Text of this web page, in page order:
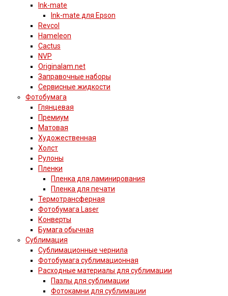
Ink-mate
Ink-mate для Epson
Revcol
Hameleon
Cactus
NVP
Originalam.net
Заправочные наборы
Сервисные жидкости
Фотобумага
Глянцевая
Премиум
Матовая
Художественная
Холст
Рулоны
Пленки
Пленка для ламинирования
Пленка для печати
Термотрансферная
Фотобумага Laser
Конверты
Бумага обычная
Сублимация
Сублимационные чернила
Фотобумага сублимационная
Расходные материалы для сублимации
Пазлы для сублимации
Фотокамни для сублимации